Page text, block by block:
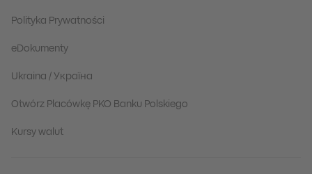
Polityka Prywatności
eDokumenty
Ukraina / Україна
Otwórz Placówkę PKO Banku Polskiego
Kursy walut